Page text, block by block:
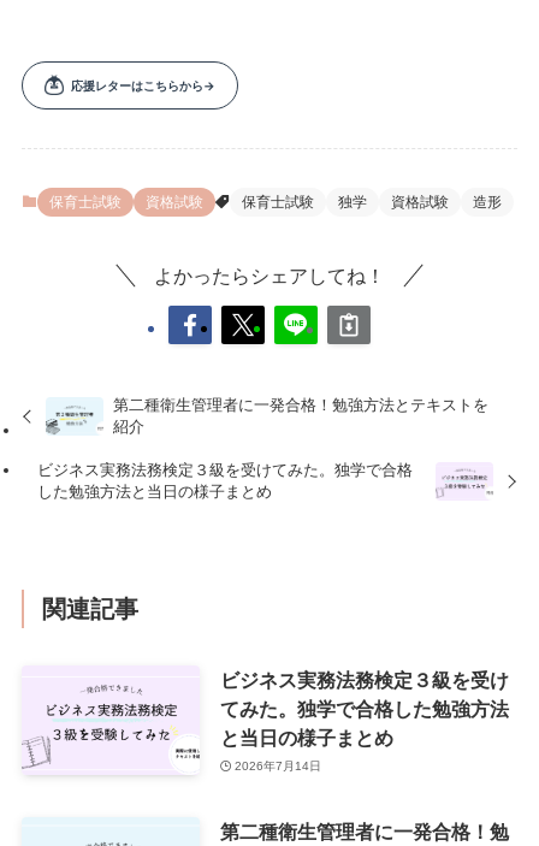
保育士試験 資格試験 保育士試験 独学 資格試験 造形
よかったらシェアしてね！
第二種衛生管理者に一発合格！勉強方法とテキストを
紹介
ビジネス実務法務検定３級を受けてみた。独学で合格
した勉強方法と当日の様子まとめ
関連記事
ビジネス実務法務検定３級を受け
てみた。独学で合格した勉強方法
と当日の様子まとめ
2026年7月14日
第二種衛生管理者に一発合格！勉